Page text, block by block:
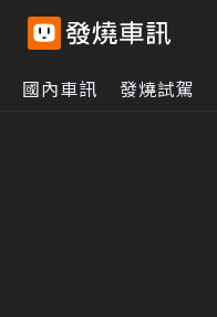
國內車訊 發燒試駕